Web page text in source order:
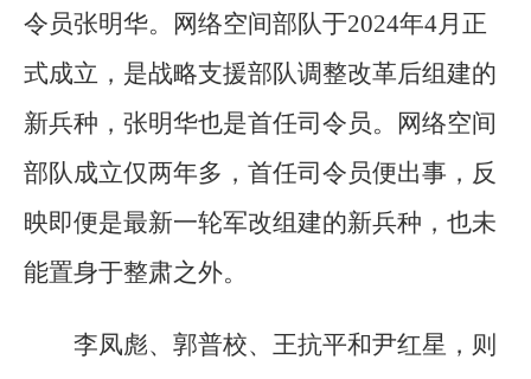
令员张明华。网络空间部队于2024年4月正
式成立，是战略支援部队调整改革后组建的
新兵种，张明华也是首任司令员。网络空间
部队成立仅两年多，首任司令员便出事，反
映即便是最新一轮军改组建的新兵种，也未
能置身于整肃之外。
李凤彪、郭普校、王抗平和尹红星，则